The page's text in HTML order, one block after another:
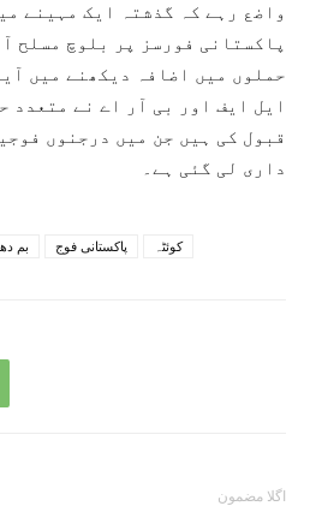
واضع رہے کہ گذشتہ ایک مہینے
پاکستانی فورسز پر بلوچ مسلح
حملوں میں اضافہ دیکھنے میں
ایل ایف اور بی آر اے نے متعدد
قبول کی ہیں جن میں درجنوں
داری لی گئی ہے۔
بم پاکستانی فوج کوئٹہ
اگلا مضمون